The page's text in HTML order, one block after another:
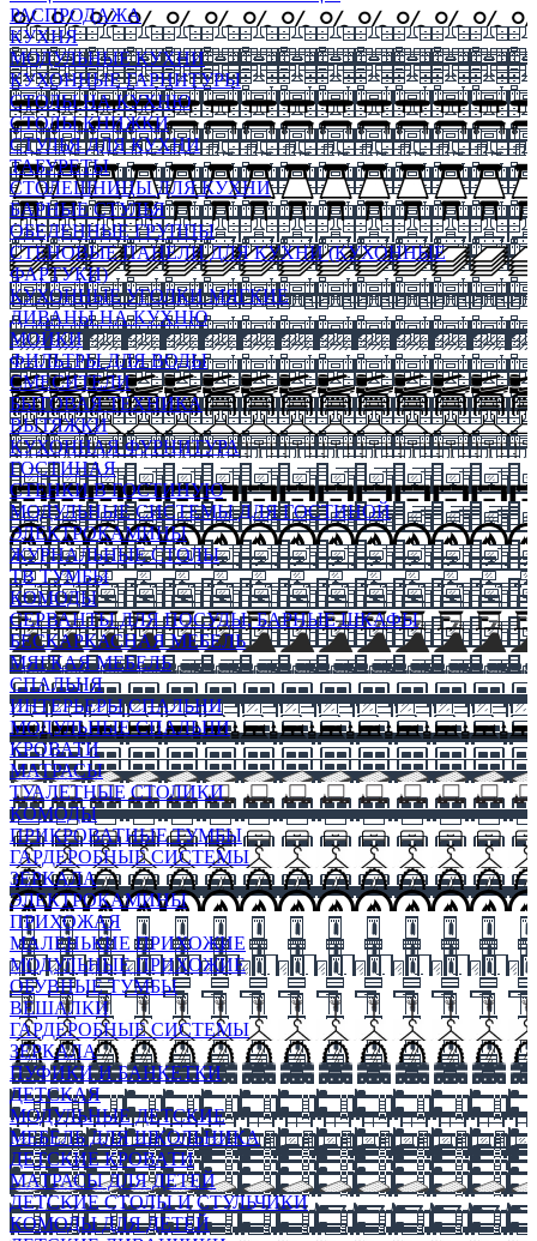
РАСПРОДАЖА
КУХНЯ
МОДУЛЬНЫЕ КУХНИ
КУХОННЫЕ ГАРНИТУРЫ
СТОЛЫ НА КУХНЮ
СТОЛЫ КНИЖКИ
СТУЛЬЯ ДЛЯ КУХНИ
ТАБУРЕТЫ
СТОЛЕШНИЦЫ ДЛЯ КУХНИ
БАРНЫЕ СТУЛЬЯ
ОБЕДЕННЫЕ ГРУППЫ
СТЕНОВЫЕ ПАНЕЛИ ДЛЯ КУХНИ (КУХОННЫЕ
ФАРТУКИ)
КУХОННЫЕ УГОЛКИ МЯГКИЕ
ДИВАНЫ НА КУХНЮ
МОЙКИ
ФИЛЬТРЫ ДЛЯ ВОДЫ
СМЕСИТЕЛИ
БЫТОВАЯ ТЕХНИКА
ВЫТЯЖКИ
КУХОННАЯ ФУРНИТУРА
ГОСТИНАЯ
СТЕНКИ В ГОСТИНУЮ
МОДУЛЬНЫЕ СИСТЕМЫ ДЛЯ ГОСТИНОЙ
ЭЛЕКТРОКАМИНЫ
ЖУРНАЛЬНЫЕ СТОЛЫ
ТВ ТУМБЫ
КОМОДЫ
СЕРВАНТЫ ДЛЯ ПОСУДЫ, БАРНЫЕ ШКАФЫ
БЕСКАРКАСНАЯ МЕБЕЛЬ
МЯГКАЯ МЕБЕЛЬ
СПАЛЬНЯ
ИНТЕРЬЕРЫ СПАЛЬНИ
МОДУЛЬНЫЕ СПАЛЬНИ
КРОВАТИ
МАТРАСЫ
ТУАЛЕТНЫЕ СТОЛИКИ
КОМОДЫ
ПРИКРОВАТНЫЕ ТУМБЫ
ГАРДЕРОБНЫЕ СИСТЕМЫ
ЗЕРКАЛА
ЭЛЕКТРОКАМИНЫ
ПРИХОЖАЯ
МАЛЕНЬКИЕ ПРИХОЖИЕ
МОДУЛЬНЫЕ ПРИХОЖИЕ
ОБУВНЫЕ ТУМБЫ
ВЕШАЛКИ
ГАРДЕРОБНЫЕ СИСТЕМЫ
ЗЕРКАЛА
ПУФИКИ И БАНКЕТКИ
ДЕТСКАЯ
МОДУЛЬНЫЕ ДЕТСКИЕ
МЕБЕЛЬ ДЛЯ ШКОЛЬНИКА
ДЕТСКИЕ КРОВАТИ
МАТРАСЫ ДЛЯ ДЕТЕЙ
ДЕТСКИЕ СТОЛЫ И СТУЛЬЧИКИ
КОМОДЫ ДЛЯ ДЕТЕЙ